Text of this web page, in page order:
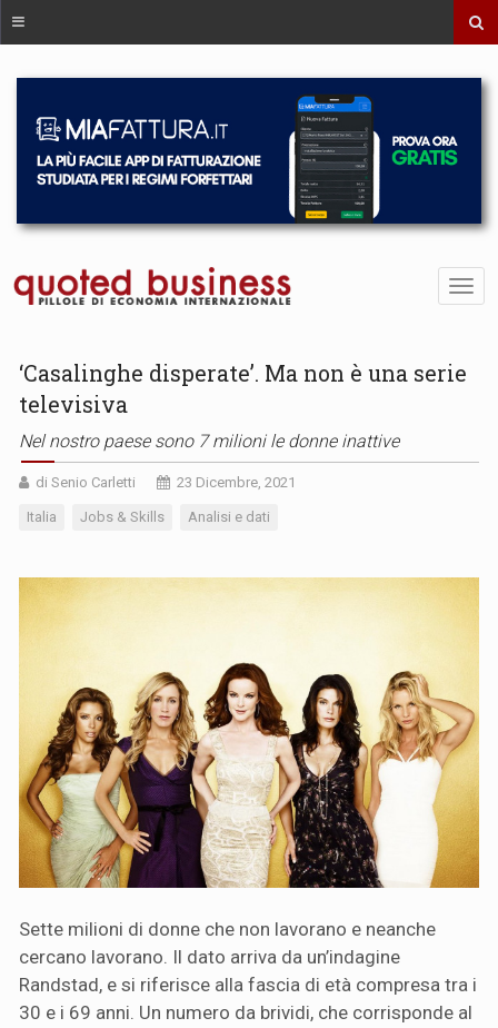
‘Casalinghe disperate’. Ma non è una serie
televisiva
Nel nostro paese sono 7 milioni le donne inattive
di Senio Carletti 23 Dicembre, 2021
Italia Jobs & Skills Analisi e dati
Sette milioni di donne che non lavorano e neanche
cercano lavorano. Il dato arriva da un’indagine
Randstad, e si riferisce alla fascia di età compresa tra i
30 e i 69 anni. Un numero da brividi, che corrisponde al